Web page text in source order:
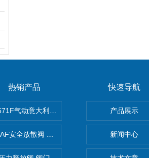
热销产品
气动意大利式薄型球阀
安全放散阀 阀生产
快速导航
产品展示
新闻中心